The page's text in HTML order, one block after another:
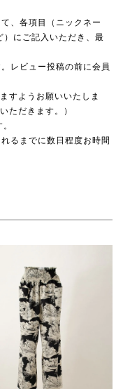
、各項目（ニックネー
）にご記入いただき、最
レビュー投稿の前に会員
すようお願いいたしま
ただきます。）
るまでに数日程度お時間